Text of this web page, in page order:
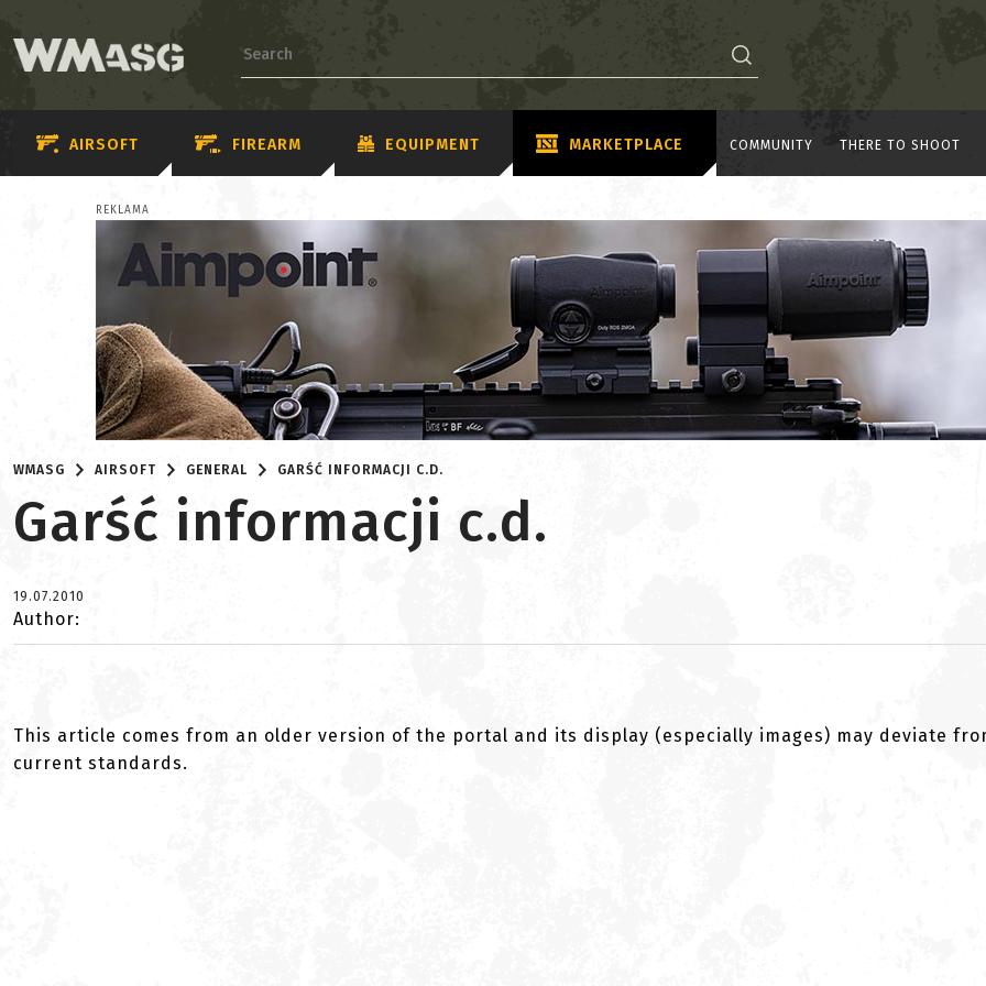
AIRSOFT FIREARM EQUIPMENT MARKETPLACE COMMUNITY THERE TO SHOOT
REKLAMA
WMASG AIRSOFT GENERAL GARŚĆ INFORMACJI C.D.
Garść informacji c.d.
19.07.2010
Author:
This article comes from an older version of the portal and its display (especially images) may deviate
current standards.